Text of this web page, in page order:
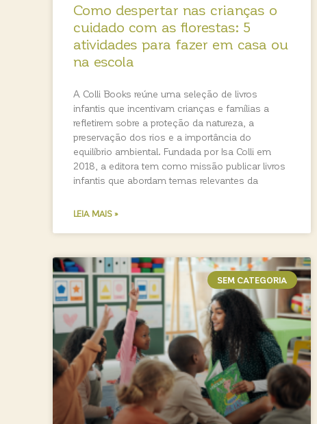
Como despertar nas crianças o
cuidado com as florestas: 5
atividades para fazer em casa ou
na escola
A Colli Books reúne uma seleção de livros
infantis que incentivam crianças e famílias a
refletirem sobre a proteção da natureza, a
preservação dos rios e a importância do
equilíbrio ambiental. Fundada por Isa Colli em
2018, a editora tem como missão publicar livros
infantis que abordam temas relevantes da
LEIA MAIS »
SEM CATEGORIA